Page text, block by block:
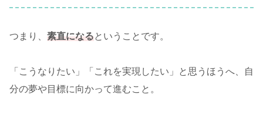
つまり、 素直になるということです。
「こうなりたい」「これを実現したい」と思うほうへ、自
分の夢や目標に向かって進むこと。